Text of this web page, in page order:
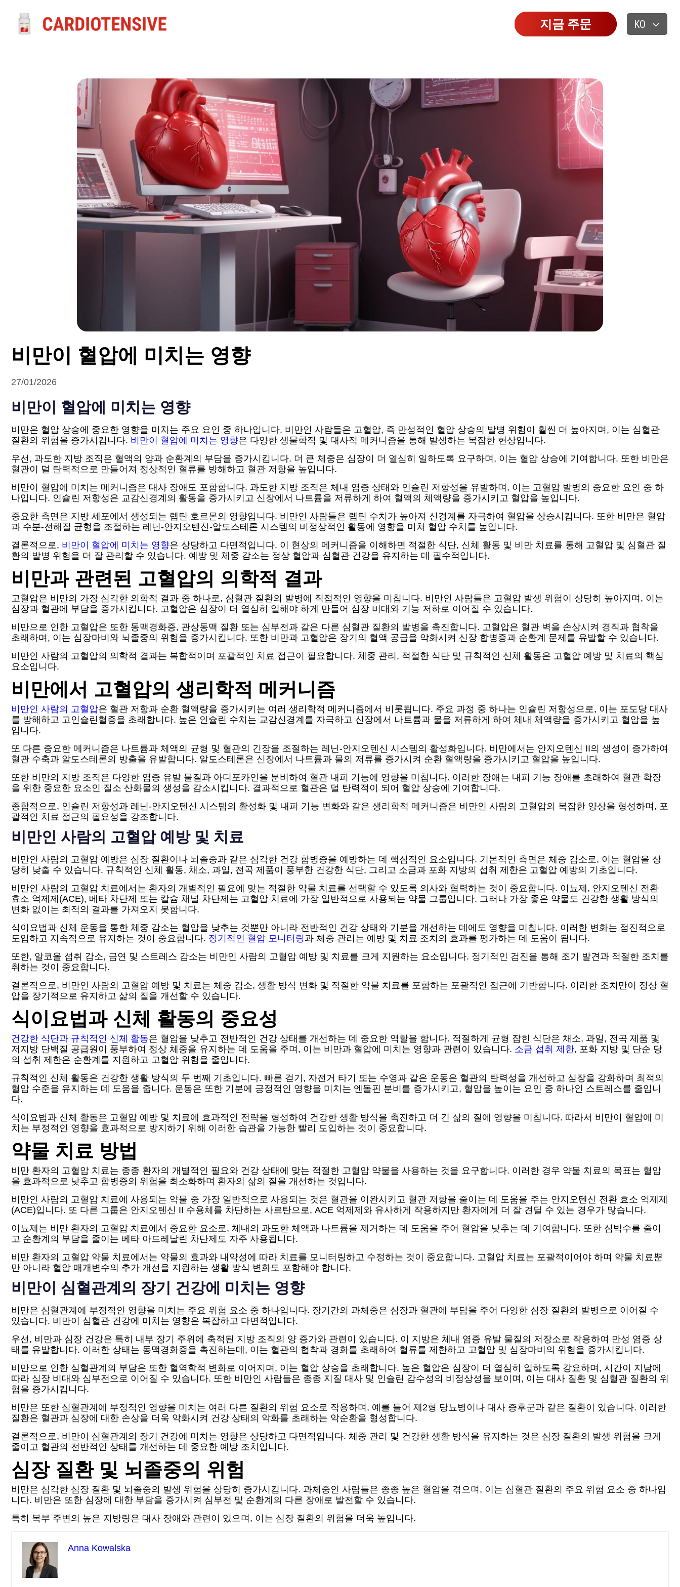
지금 주문 KO
비만이 혈압에 미치는 영향
27/01/2026
비만이 혈압에 미치는 영향
비만은 혈압 상승에 중요한 영향을 미치는 주요 요인 중 하나입니다. 비만인 사람들은 고혈압, 즉 만성적인 혈압 상승의 발병 위험이 훨씬 더 높아지며, 이는 심혈관
질환의 위험을 증가시킵니다. 비만이 혈압에 미치는 영향은 다양한 생물학적 및 대사적 메커니즘을 통해 발생하는 복잡한 현상입니다.
우선, 과도한 지방 조직은 혈액의 양과 순환계의 부담을 증가시킵니다. 더 큰 체중은 심장이 더 열심히 일하도록 요구하며, 이는 혈압 상승에 기여합니다. 또한 비만은
혈관이 덜 탄력적으로 만들어져 정상적인 혈류를 방해하고 혈관 저항을 높입니다.
비만이 혈압에 미치는 메커니즘은 대사 장애도 포함합니다. 과도한 지방 조직은 체내 염증 상태와 인슐린 저항성을 유발하며, 이는 고혈압 발병의 중요한 요인 중 하
나입니다. 인슐린 저항성은 교감신경계의 활동을 증가시키고 신장에서 나트륨을 저류하게 하여 혈액의 체액량을 증가시키고 혈압을 높입니다.
중요한 측면은 지방 세포에서 생성되는 렙틴 호르몬의 영향입니다. 비만인 사람들은 렙틴 수치가 높아져 신경계를 자극하여 혈압을 상승시킵니다. 또한 비만은 혈압
과 수분-전해질 균형을 조절하는 레닌-안지오텐신-알도스테론 시스템의 비정상적인 활동에 영향을 미쳐 혈압 수치를 높입니다.
결론적으로, 비만이 혈압에 미치는 영향은 상당하고 다면적입니다. 이 현상의 메커니즘을 이해하면 적절한 식단, 신체 활동 및 비만 치료를 통해 고혈압 및 심혈관 질
환의 발병 위험을 더 잘 관리할 수 있습니다. 예방 및 체중 감소는 정상 혈압과 심혈관 건강을 유지하는 데 필수적입니다.
비만과 관련된 고혈압의 의학적 결과
고혈압은 비만의 가장 심각한 의학적 결과 중 하나로, 심혈관 질환의 발병에 직접적인 영향을 미칩니다. 비만인 사람들은 고혈압 발생 위험이 상당히 높아지며, 이는
심장과 혈관에 부담을 증가시킵니다. 고혈압은 심장이 더 열심히 일해야 하게 만들어 심장 비대와 기능 저하로 이어질 수 있습니다.
비만으로 인한 고혈압은 또한 동맥경화증, 관상동맥 질환 또는 심부전과 같은 다른 심혈관 질환의 발병을 촉진합니다. 고혈압은 혈관 벽을 손상시켜 경직과 협착을
초래하며, 이는 심장마비와 뇌졸중의 위험을 증가시킵니다. 또한 비만과 고혈압은 장기의 혈액 공급을 악화시켜 신장 합병증과 순환계 문제를 유발할 수 있습니다.
비만인 사람의 고혈압의 의학적 결과는 복합적이며 포괄적인 치료 접근이 필요합니다. 체중 관리, 적절한 식단 및 규칙적인 신체 활동은 고혈압 예방 및 치료의 핵심
요소입니다.
비만에서 고혈압의 생리학적 메커니즘
비만인 사람의 고혈압은 혈관 저항과 순환 혈액량을 증가시키는 여러 생리학적 메커니즘에서 비롯됩니다. 주요 과정 중 하나는 인슐린 저항성으로, 이는 포도당 대사
를 방해하고 고인슐린혈증을 초래합니다. 높은 인슐린 수치는 교감신경계를 자극하고 신장에서 나트륨과 물을 저류하게 하여 체내 체액량을 증가시키고 혈압을 높
입니다.
또 다른 중요한 메커니즘은 나트륨과 체액의 균형 및 혈관의 긴장을 조절하는 레닌-안지오텐신 시스템의 활성화입니다. 비만에서는 안지오텐신 II의 생성이 증가하여
혈관 수축과 알도스테론의 방출을 유발합니다. 알도스테론은 신장에서 나트륨과 물의 저류를 증가시켜 순환 혈액량을 증가시키고 혈압을 높입니다.
또한 비만의 지방 조직은 다양한 염증 유발 물질과 아디포카인을 분비하여 혈관 내피 기능에 영향을 미칩니다. 이러한 장애는 내피 기능 장애를 초래하여 혈관 확장
을 위한 중요한 요소인 질소 산화물의 생성을 감소시킵니다. 결과적으로 혈관은 덜 탄력적이 되어 혈압 상승에 기여합니다.
종합적으로, 인슐린 저항성과 레닌-안지오텐신 시스템의 활성화 및 내피 기능 변화와 같은 생리학적 메커니즘은 비만인 사람의 고혈압의 복잡한 양상을 형성하며, 포
괄적인 치료 접근의 필요성을 강조합니다.
비만인 사람의 고혈압 예방 및 치료
비만인 사람의 고혈압 예방은 심장 질환이나 뇌졸중과 같은 심각한 건강 합병증을 예방하는 데 핵심적인 요소입니다. 기본적인 측면은 체중 감소로, 이는 혈압을 상
당히 낮출 수 있습니다. 규칙적인 신체 활동, 채소, 과일, 전곡 제품이 풍부한 건강한 식단, 그리고 소금과 포화 지방의 섭취 제한은 고혈압 예방의 기초입니다.
비만인 사람의 고혈압 치료에서는 환자의 개별적인 필요에 맞는 적절한 약물 치료를 선택할 수 있도록 의사와 협력하는 것이 중요합니다. 이뇨제, 안지오텐신 전환
효소 억제제(ACE), 베타 차단제 또는 칼슘 채널 차단제는 고혈압 치료에 가장 일반적으로 사용되는 약물 그룹입니다. 그러나 가장 좋은 약물도 건강한 생활 방식의
변화 없이는 최적의 결과를 가져오지 못합니다.
식이요법과 신체 운동을 통한 체중 감소는 혈압을 낮추는 것뿐만 아니라 전반적인 건강 상태와 기분을 개선하는 데에도 영향을 미칩니다. 이러한 변화는 점진적으로
도입하고 지속적으로 유지하는 것이 중요합니다. 정기적인 혈압 모니터링과 체중 관리는 예방 및 치료 조치의 효과를 평가하는 데 도움이 됩니다.
또한, 알코올 섭취 감소, 금연 및 스트레스 감소는 비만인 사람의 고혈압 예방 및 치료를 크게 지원하는 요소입니다. 정기적인 검진을 통해 조기 발견과 적절한 조치를
취하는 것이 중요합니다.
결론적으로, 비만인 사람의 고혈압 예방 및 치료는 체중 감소, 생활 방식 변화 및 적절한 약물 치료를 포함하는 포괄적인 접근에 기반합니다. 이러한 조치만이 정상 혈
압을 장기적으로 유지하고 삶의 질을 개선할 수 있습니다.
식이요법과 신체 활동의 중요성
건강한 식단과 규칙적인 신체 활동은 혈압을 낮추고 전반적인 건강 상태를 개선하는 데 중요한 역할을 합니다. 적절하게 균형 잡힌 식단은 채소, 과일, 전곡 제품 및
저지방 단백질 공급원이 풍부하여 정상 체중을 유지하는 데 도움을 주며, 이는 비만과 혈압에 미치는 영향과 관련이 있습니다. 소금 섭취 제한, 포화 지방 및 단순 당
의 섭취 제한은 순환계를 지원하고 고혈압 위험을 줄입니다.
규칙적인 신체 활동은 건강한 생활 방식의 두 번째 기초입니다. 빠른 걷기, 자전거 타기 또는 수영과 같은 운동은 혈관의 탄력성을 개선하고 심장을 강화하며 최적의
혈압 수준을 유지하는 데 도움을 줍니다. 운동은 또한 기분에 긍정적인 영향을 미치는 엔돌핀 분비를 증가시키고, 혈압을 높이는 요인 중 하나인 스트레스를 줄입니
다.
식이요법과 신체 활동은 고혈압 예방 및 치료에 효과적인 전략을 형성하여 건강한 생활 방식을 촉진하고 더 긴 삶의 질에 영향을 미칩니다. 따라서 비만이 혈압에 미
치는 부정적인 영향을 효과적으로 방지하기 위해 이러한 습관을 가능한 빨리 도입하는 것이 중요합니다.
약물 치료 방법
비만 환자의 고혈압 치료는 종종 환자의 개별적인 필요와 건강 상태에 맞는 적절한 고혈압 약물을 사용하는 것을 요구합니다. 이러한 경우 약물 치료의 목표는 혈압
을 효과적으로 낮추고 합병증의 위험을 최소화하며 환자의 삶의 질을 개선하는 것입니다.
비만인 사람의 고혈압 치료에 사용되는 약물 중 가장 일반적으로 사용되는 것은 혈관을 이완시키고 혈관 저항을 줄이는 데 도움을 주는 안지오텐신 전환 효소 억제제
(ACE)입니다. 또 다른 그룹은 안지오텐신 II 수용체를 차단하는 사르탄으로, ACE 억제제와 유사하게 작용하지만 환자에게 더 잘 견딜 수 있는 경우가 많습니다.
이뇨제는 비만 환자의 고혈압 치료에서 중요한 요소로, 체내의 과도한 체액과 나트륨을 제거하는 데 도움을 주어 혈압을 낮추는 데 기여합니다. 또한 심박수를 줄이
고 순환계의 부담을 줄이는 베타 아드레날린 차단제도 자주 사용됩니다.
비만 환자의 고혈압 약물 치료에서는 약물의 효과와 내약성에 따라 치료를 모니터링하고 수정하는 것이 중요합니다. 고혈압 치료는 포괄적이어야 하며 약물 치료뿐
만 아니라 혈압 매개변수의 추가 개선을 지원하는 생활 방식 변화도 포함해야 합니다.
비만이 심혈관계의 장기 건강에 미치는 영향
비만은 심혈관계에 부정적인 영향을 미치는 주요 위험 요소 중 하나입니다. 장기간의 과체중은 심장과 혈관에 부담을 주어 다양한 심장 질환의 발병으로 이어질 수
있습니다. 비만이 심혈관 건강에 미치는 영향은 복잡하고 다면적입니다.
우선, 비만과 심장 건강은 특히 내부 장기 주위에 축적된 지방 조직의 양 증가와 관련이 있습니다. 이 지방은 체내 염증 유발 물질의 저장소로 작용하여 만성 염증 상
태를 유발합니다. 이러한 상태는 동맥경화증을 촉진하는데, 이는 혈관의 협착과 경화를 초래하여 혈류를 제한하고 고혈압 및 심장마비의 위험을 증가시킵니다.
비만으로 인한 심혈관계의 부담은 또한 혈역학적 변화로 이어지며, 이는 혈압 상승을 초래합니다. 높은 혈압은 심장이 더 열심히 일하도록 강요하며, 시간이 지남에
따라 심장 비대와 심부전으로 이어질 수 있습니다. 또한 비만인 사람들은 종종 지질 대사 및 인슐린 감수성의 비정상성을 보이며, 이는 대사 질환 및 심혈관 질환의 위
험을 증가시킵니다.
비만은 또한 심혈관계에 부정적인 영향을 미치는 여러 다른 질환의 위험 요소로 작용하며, 예를 들어 제2형 당뇨병이나 대사 증후군과 같은 질환이 있습니다. 이러한
질환은 혈관과 심장에 대한 손상을 더욱 악화시켜 건강 상태의 악화를 초래하는 악순환을 형성합니다.
결론적으로, 비만이 심혈관계의 장기 건강에 미치는 영향은 상당하고 다면적입니다. 체중 관리 및 건강한 생활 방식을 유지하는 것은 심장 질환의 발생 위험을 크게
줄이고 혈관의 전반적인 상태를 개선하는 데 중요한 예방 조치입니다.
심장 질환 및 뇌졸중의 위험
비만은 심각한 심장 질환 및 뇌졸중의 발생 위험을 상당히 증가시킵니다. 과체중인 사람들은 종종 높은 혈압을 겪으며, 이는 심혈관 질환의 주요 위험 요소 중 하나입
니다. 비만은 또한 심장에 대한 부담을 증가시켜 심부전 및 순환계의 다른 장애로 발전할 수 있습니다.
특히 복부 주변의 높은 지방량은 대사 장애와 관련이 있으며, 이는 심장 질환의 위험을 더욱 높입니다.
Anna Kowalska